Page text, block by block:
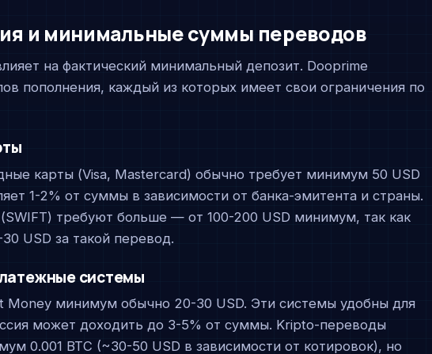
и минимальные суммы переводов
на фактический минимальный депозит. Dooprime
пополнения, каждый из которых имеет свои ограничения по
карты (Visa, Mastercard) обычно требует минимум 50 USD
1-2% от суммы в зависимости от банка-эмитента и страны.
требуют больше — от 100-200 USD минимум, так как
USD за такой перевод.
системы
Money минимум обычно 20-30 USD. Эти системы удобны для
может доходить до 3-5% от суммы. Kripto-переводы
0.001 BTC (~30-50 USD в зависимости от котировок), но